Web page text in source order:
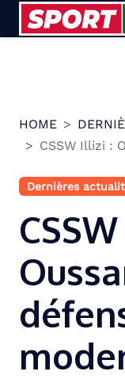
HOME
CSSW Illizi :
Dernières